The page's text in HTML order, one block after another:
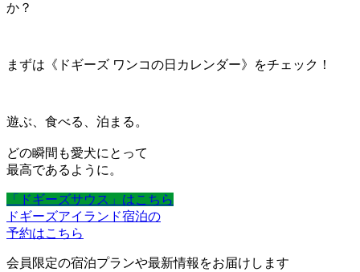
か？
まずは《ドギーズ ワンコの日カレンダー》をチェック！
遊ぶ、食べる、泊まる。
どの瞬間も愛犬にとって
最高であるように。
「ドギーズサウス」はこちら
ドギーズアイランド宿泊の
予約はこちら
会員限定の宿泊プランや最新情報をお届けします